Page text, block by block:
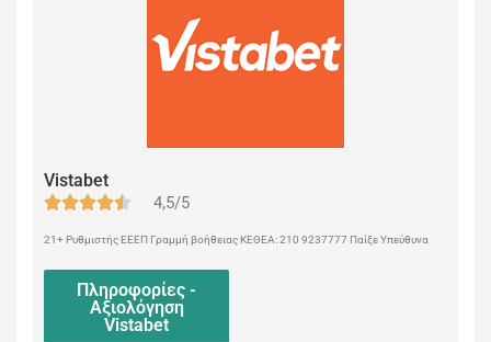
Vistabet
4,5/5
21+ Ρυθμιστής ΕΕΕΠ Γραμμή βοήθειας ΚΕΘΕΑ: 210 9237777 Παίξε Υπεύθυνα
Πληροφορίες -
Αξιολόγηση
Vistabet